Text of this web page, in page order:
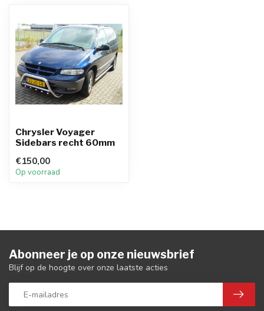
Chrysler Voyager
Sidebars recht 60mm
€150,00
Op voorraad
Abonneer je op onze nieuwsbrief
Blijf op de hoogte over onze laatste acties